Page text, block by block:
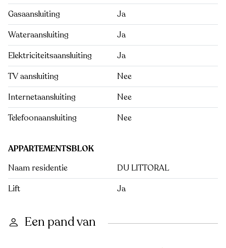
Gasaansluiting
Ja
Wateraansluiting
Ja
Elektriciteitsaansluiting
Ja
TV aansluiting
Nee
Internetaansluiting
Nee
Telefoonaansluiting
Nee
APPARTEMENTSBLOK
Naam residentie
DU LITTORAL
Lift
Ja
Een pand van